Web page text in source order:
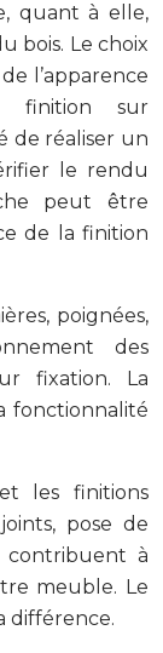
quant à elle,
bois. Le choix
l’apparence
finition sur
de réaliser un
le rendu
peut être
de la finition
poignées,
des
fixation. La
fonctionnalité
les finitions
pose de
contribuent à
meuble. Le
différence.